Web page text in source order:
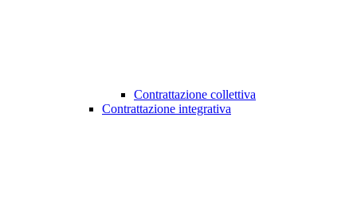
Contrattazione collettiva
Contrattazione integrativa